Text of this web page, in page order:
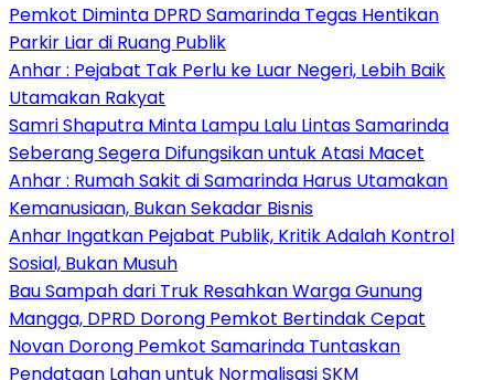
Pemkot Diminta DPRD Samarinda Tegas Hentikan
Parkir Liar di Ruang Publik
Anhar : Pejabat Tak Perlu ke Luar Negeri, Lebih Baik
Utamakan Rakyat
Samri Shaputra Minta Lampu Lalu Lintas Samarinda
Seberang Segera Difungsikan untuk Atasi Macet
Anhar : Rumah Sakit di Samarinda Harus Utamakan
Kemanusiaan, Bukan Sekadar Bisnis
Anhar Ingatkan Pejabat Publik, Kritik Adalah Kontrol
Sosial, Bukan Musuh
Bau Sampah dari Truk Resahkan Warga Gunung
Mangga, DPRD Dorong Pemkot Bertindak Cepat
Novan Dorong Pemkot Samarinda Tuntaskan
Pendataan Lahan untuk Normalisasi SKM